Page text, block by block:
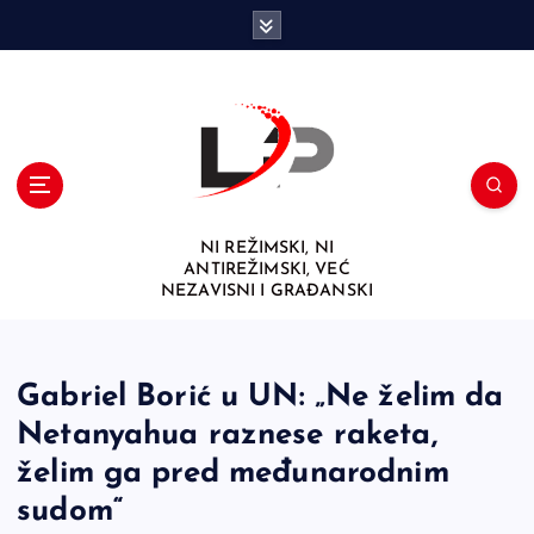
NI REŽIMSKI, NI
ANTIREŽIMSKI, VEĆ
NEZAVISNI I GRAĐANSKI
Gabriel Borić u UN: „Ne želim da
Netanyahua raznese raketa,
želim ga pred međunarodnim
sudom“